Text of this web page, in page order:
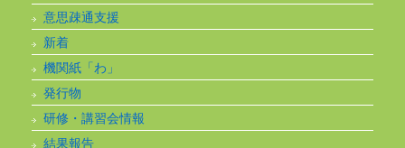
意思疎通支援
新着
機関紙「わ」
発行物
研修・講習会情報
結果報告